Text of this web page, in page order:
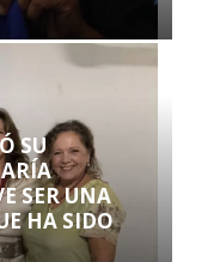
SU
SER UNA
HA SIDO